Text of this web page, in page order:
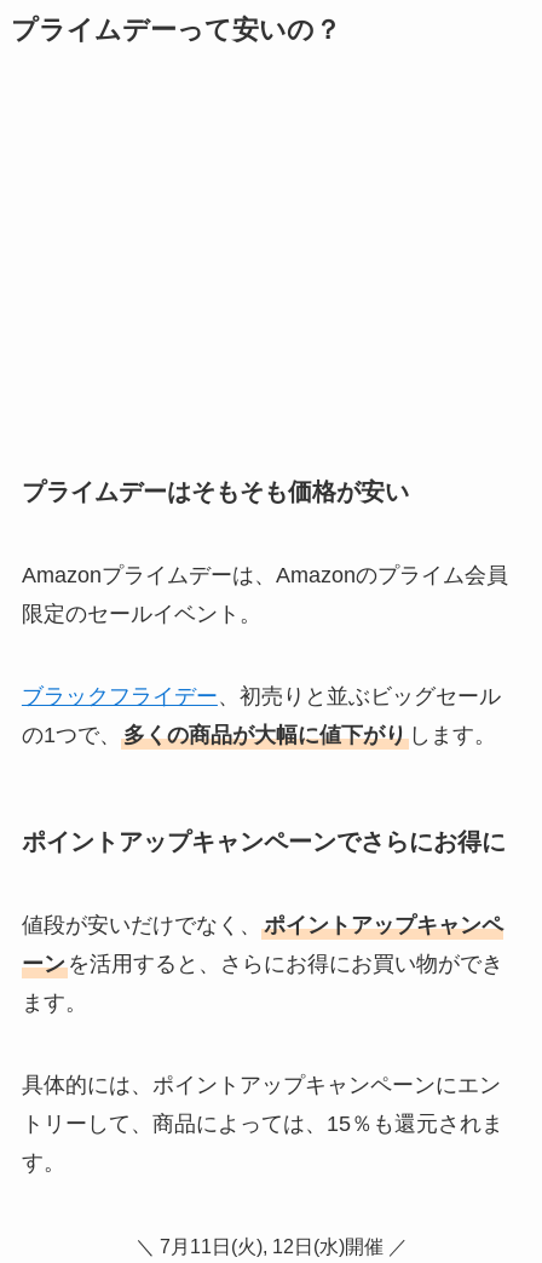
プライムデーって安いの？
プライムデーはそもそも価格が安い
Amazonプライムデーは、Amazonのプライム会員
限定のセールイベント。
ブラックフライデー、初売りと並ぶビッグセール
の1つで、 多くの商品が大幅に値下がりします。
ポイントアップキャンペーンでさらにお得に
値段が安いだけでなく、 ポイントアップキャンペ
ーンを活用すると、さらにお得にお買い物ができ
ます。
具体的には、ポイントアップキャンペーンにエン
トリーして、商品によっては、15％も還元されま
す。
＼ 7月11日(火), 12日(水)開催 ／